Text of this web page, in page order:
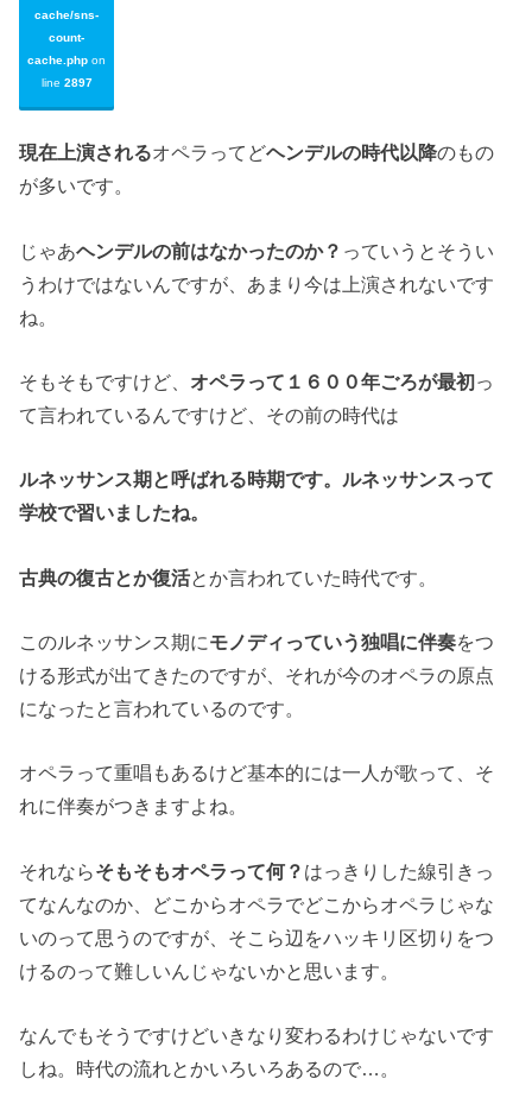
cache/sns-
count-
cache.php on
line 2897
現在上演されるオペラってどヘンデルの時代以降のもの
が多いです。
じゃあヘンデルの前はなかったのか？ っていうとそうい
うわけではないんですが、あまり今は上演されないです
ね。
そもそもですけど、 オペラって１６００年ごろが最初っ
て言われているんですけど、その前の時代は
ルネッサンス期と呼ばれる時期です。ルネッサンスって
学校で習いましたね。
古典の復古とか復活とか言われていた時代です。
このルネッサンス期にモノディっていう独唱に伴奏をつ
ける形式が出てきたのですが、それが今のオペラの原点
になったと言われているのです。
オペラって重唱もあるけど基本的には一人が歌って、そ
れに伴奏がつきますよね。
それならそもそもオペラって何？ はっきりした線引きっ
てなんなのか、どこからオペラでどこからオペラじゃな
いのって思うのですが、そこら辺をハッキリ区切りをつ
けるのって難しいんじゃないかと思います。
なんでもそうですけどいきなり変わるわけじゃないです
しね。時代の流れとかいろいろあるので…。